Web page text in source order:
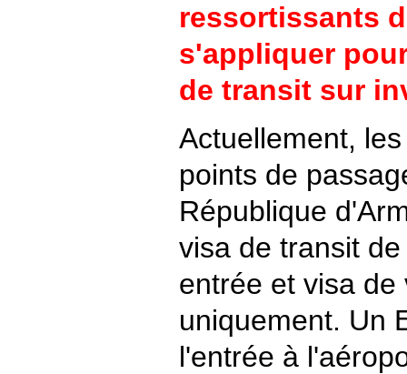
ressortissants
s'appliquer
de transit sur
Actuellement,
points de
République
visa de transit de
entrée et visa
uniquement. Un
l'entrée à